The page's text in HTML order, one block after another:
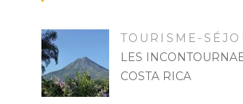
TOURISME-
LES
COSTA RICA